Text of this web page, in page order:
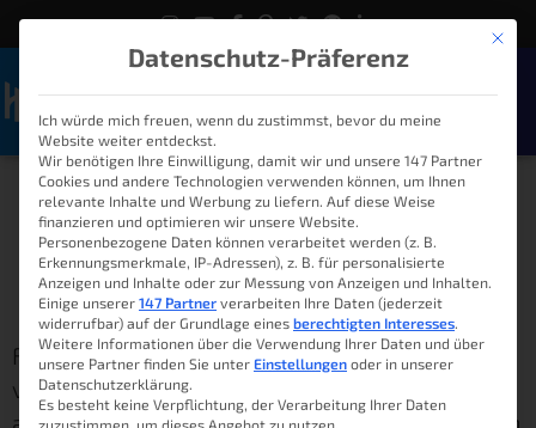
Desktop PC oder Laptop?
Was lohnt sich eher?
Lukas 12. Dezember 2020 08:00
Für viele Personen stellen sich im Jahr 2020
völlig neue Fragen. Insbesondere das
ausgiebige Nutzen von Homeoffice wirft jedoch
Mit
Datenschutz-Präferenz
Ich würde mich freuen, wenn du zustimmst, bevor du meine
Website weiter entdeckst.
Wir benötigen Ihre Einwilligung, damit wir und unsere 147 Partner
Cookies und andere Technologien verwenden können, um Ihnen
relevante Inhalte und Werbung zu liefern. Auf diese Weise
finanzieren und optimieren wir unsere Website.
Personenbezogene Daten können verarbeitet werden (z. B.
Erkennungsmerkmale, IP-Adressen), z. B. für personalisierte
Anzeigen und Inhalte oder zur Messung von Anzeigen und Inhalten.
Einige unserer 147 Partner verarbeiten Ihre Daten (jederzeit
widerrufbar) auf der Grundlage eines berechtigten Interesses.
Weitere Informationen über die Verwendung Ihrer Daten und über
unsere Partner finden Sie unter Einstellungen oder in unserer
Datenschutzerklärung.
Es besteht keine Verpflichtung, der Verarbeitung Ihrer Daten
zuzustimmen, um dieses Angebot zu nutzen.